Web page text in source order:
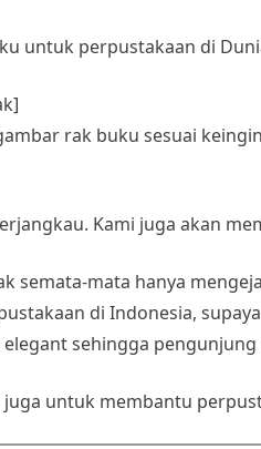
untuk perpustakaan di
rak buku sesuai
Kami juga akan
semata-mata hanya
di Indonesia,
sehingga
untuk membantu